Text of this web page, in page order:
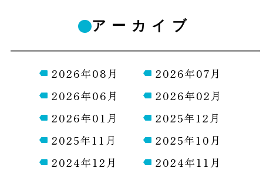
アーカイブ
2026年08月
2026年07月
2026年06月
2026年02月
2026年01月
2025年12月
2025年11月
2025年10月
2024年12月
2024年11月